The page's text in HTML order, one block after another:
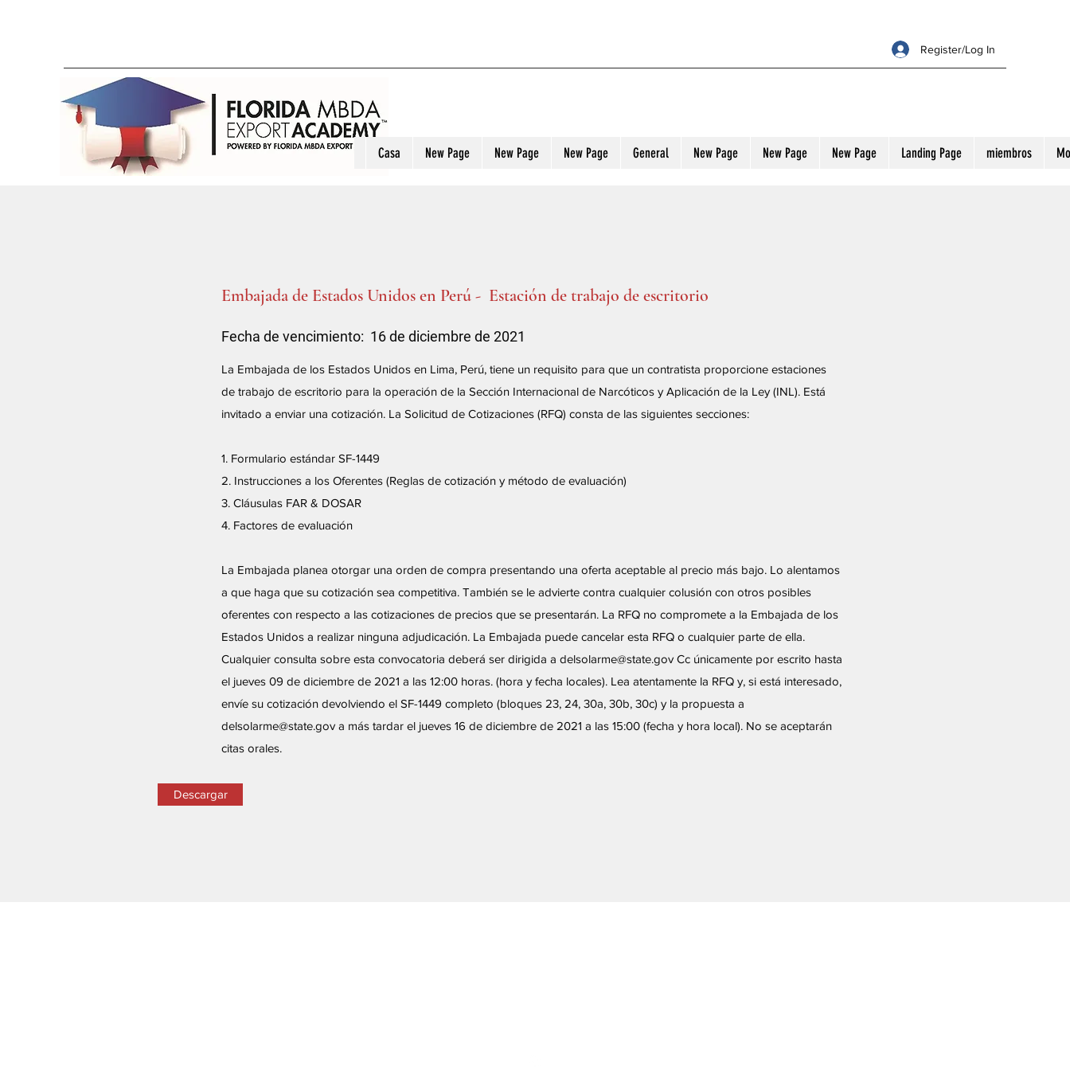
Register/Log In
Casa New Page New Page New Page General New Page New Page New Page Landing Page miembros
Embajada de Estados Unidos en Perú - Estación de trabajo de escritorio
Fecha de vencimiento: 16 de diciembre de 2021
La Embajada de los Estados Unidos en Lima, Perú, tiene un requisito para que un contratista proporcione estaciones
de trabajo de escritorio para la operación de la Sección Internacional de Narcóticos y Aplicación de la Ley (INL). Está
invitado a enviar una cotización. La Solicitud de Cotizaciones (RFQ) consta de las siguientes secciones:
1. Formulario estándar SF-1449
2. Instrucciones a los Oferentes (Reglas de cotización y método de evaluación)
3. Cláusulas FAR & DOSAR
4. Factores de evaluación
La Embajada planea otorgar una orden de compra presentando una oferta aceptable al precio más bajo. Lo alentamos
a que haga que su cotización sea competitiva. También se le advierte contra cualquier colusión con otros posibles
oferentes con respecto a las cotizaciones de precios que se presentarán. La RFQ no compromete a la Embajada de los
Estados Unidos a realizar ninguna adjudicación. La Embajada puede cancelar esta RFQ o cualquier parte de ella.
Cualquier consulta sobre esta convocatoria deberá ser dirigida a delsolarme@state.gov Cc únicamente por escrito hasta
el jueves 09 de diciembre de 2021 a las 12:00 horas. (hora y fecha locales). Lea atentamente la RFQ y, si está interesado,
envíe su cotización devolviendo el SF-1449 completo (bloques 23, 24, 30a, 30b, 30c) y la propuesta a
delsolarme@state.gov a más tardar el jueves 16 de diciembre de 2021 a las 15:00 (fecha y hora local). No se aceptarán
citas orales.
Descargar